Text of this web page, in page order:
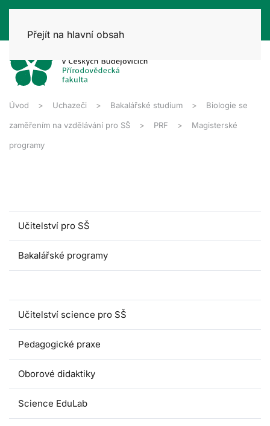
Přejít na hlavní obsah
Úvod Uchazeči Bakalářské studium Biologie se
zaměřením na vzdělávání pro SŠ PRF Magisterské
programy
Učitelství pro SŠ
Bakalářské programy
Učitelství science pro SŠ
Pedagogické praxe
Oborové didaktiky
Science EduLab